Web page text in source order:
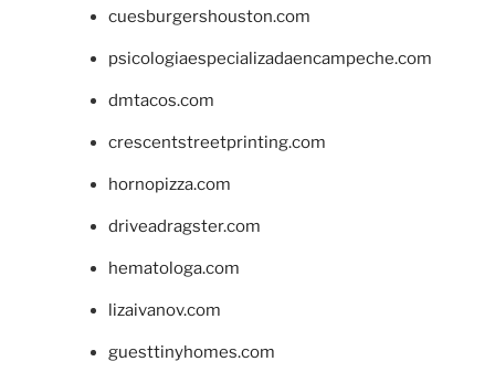
cuesburgershouston.com
psicologiaespecializadaencampeche.com
dmtacos.com
crescentstreetprinting.com
hornopizza.com
driveadragster.com
hematologa.com
lizaivanov.com
guesttinyhomes.com